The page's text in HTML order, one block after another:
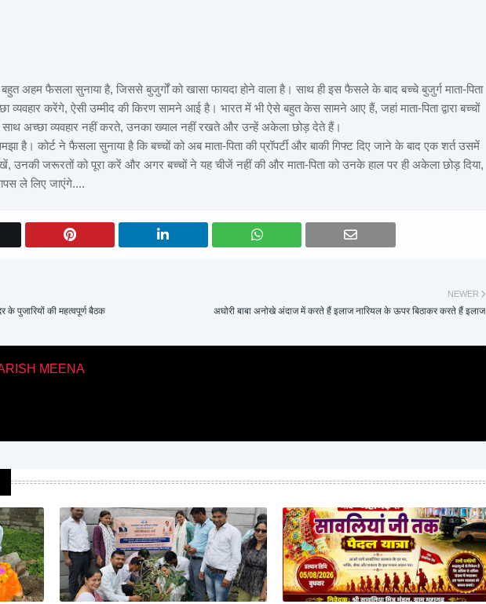
अहम फैसला सुनाया है, जिससे बुजुर्गों को खासा फायदा होने वाला है। साथ ही इस फैसले के बाद बच्चे बुजुर्ग माता-पिता
करेंगे, ऐसी उम्मीद की किरण सामने आई है। भारत में भी ऐसे बहुत केस सामने आए हैं, जहां माता-पिता द्वारा बच्चों
अच्छा व्यवहार नहीं करते, उनका ख्याल नहीं रखते और उन्हें अकेला छोड़ देते हैं।
है। कोर्ट ने फैसला सुनाया है कि बच्चों को अब माता-पिता की प्रॉपर्टी और बाकी गिफ्ट दिए जाने के बाद एक शर्त उसमें
रखें, उनकी जरूरतों को पूरा करें और अगर बच्चों ने यह चीजें नहीं की और माता-पिता को उनके हाल पर ही अकेला छोड़ दिया,
ले लिए जाएंगे....
NEWER
अघोरी बाबा अनोखे अंदाज में करते हैं इलाज नारियल के ऊपर बिठाकर करते हैं इलाज
के पुजारियों की महत्वपूर्ण बैठक
MEENA